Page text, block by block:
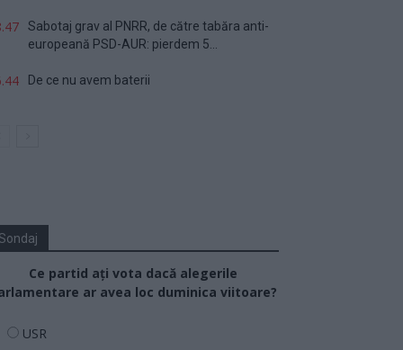
Sabotaj grav al PNRR, de către tabăra anti-
europeană PSD-AUR: pierdem 5...
De ce nu avem baterii
Ce partid ați vota dacă alegerile
ar avea loc duminica viitoare?
USR